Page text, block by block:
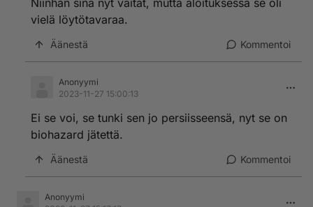
Niinhän sinä nyt väität, mutta aloituksessa se oli
vielä löytötavaraa.
Äänestä Kommentoi
Anonyymi
2023-11-27 15:00:13
Ei se voi, se tunki sen jo persiisseensä, nyt se on
biohazard jätettä.
Äänestä Kommentoi
Anonyymi